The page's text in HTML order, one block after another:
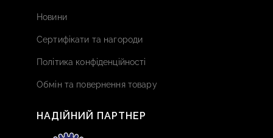
Новини
Сертифікати та нагороди
Політика конфіденційності
Обмін та повернення товару
НАДІЙНИЙ ПАРТНЕР